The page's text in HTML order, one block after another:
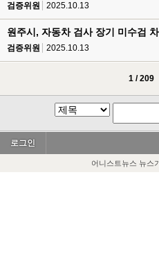
검증위원 2025.10.13
원주시, 자동차 검사 장기 미수검
검증위원 2025.10.13
1 / 209
로그인
어니스트뉴스 뉴스